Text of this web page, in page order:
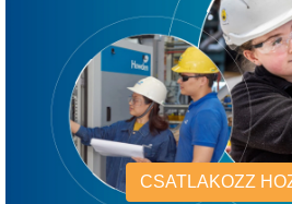
CSATLAKOZZ